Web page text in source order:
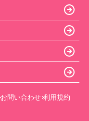
お問い合わせ 利用規約